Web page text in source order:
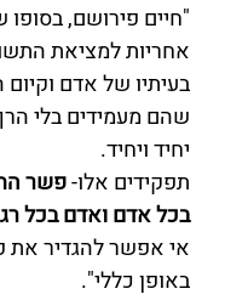
"חיים פירושם,
אחריות למציאת
בעיתיו של אדם
שהם מעמידים בלי
יחיד ויחיד.
תפקידים אלו- פשר
בכל אדם ואדם בכל
אי אפשר להגדיר את
באופן כללי".